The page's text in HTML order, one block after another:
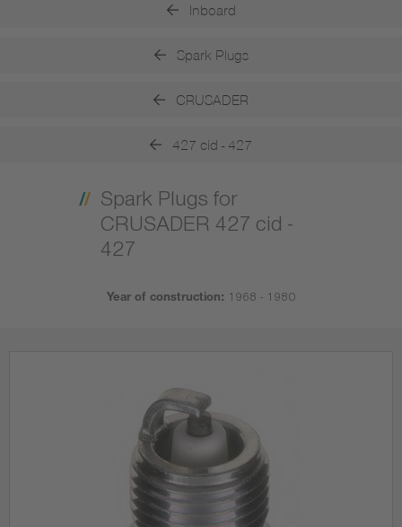
Inboard
Spark Plugs
CRUSADER
427 cid - 427
Spark Plugs for
CRUSADER 427 cid -
427
Year of construction: 1968 - 1980